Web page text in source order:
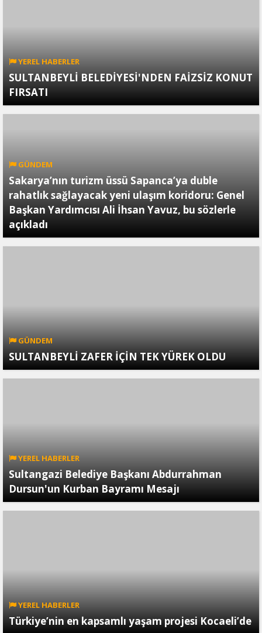
YEREL HABERLER
SULTANBEYLİ BELEDİYESİ'NDEN FAİZSİZ KONUT
FIRSATI
GÜNDEM
Sakarya’nın turizm üssü Sapanca’ya duble
rahatlık sağlayacak yeni ulaşım koridoru: Genel
Başkan Yardımcısı Ali İhsan Yavuz, bu sözlerle
açıkladı
GÜNDEM
SULTANBEYLİ ZAFER İÇİN TEK YÜREK OLDU
YEREL HABERLER
Sultangazi Belediye Başkanı Abdurrahman
Dursun'un Kurban Bayramı Mesajı
YEREL HABERLER
Türkiye’nin en kapsamlı yaşam projesi Kocaeli’de